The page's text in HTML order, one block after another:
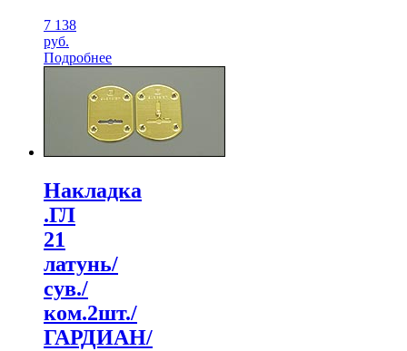
7 138
руб.
Подробнее
Накладка
.ГЛ
21
латунь/
сув./
ком.2шт./
ГАРДИАН/